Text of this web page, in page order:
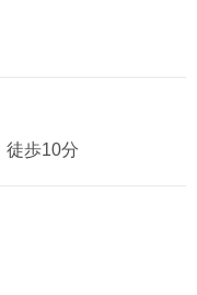
徒歩10分